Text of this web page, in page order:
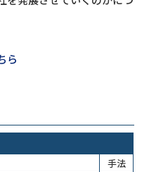
ら
手法